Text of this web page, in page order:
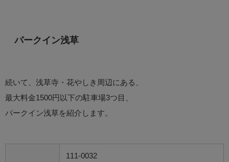
パークイン浅草
続いて、浅草寺・花やしき周辺にある、
最大料金1500円以下の駐車場3つ目、
パークイン浅草を紹介します。
111-0032